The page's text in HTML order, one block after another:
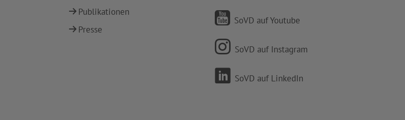
Publikationen
Presse
SoVD auf Youtube
SoVD auf Instagram
SoVD auf LinkedIn